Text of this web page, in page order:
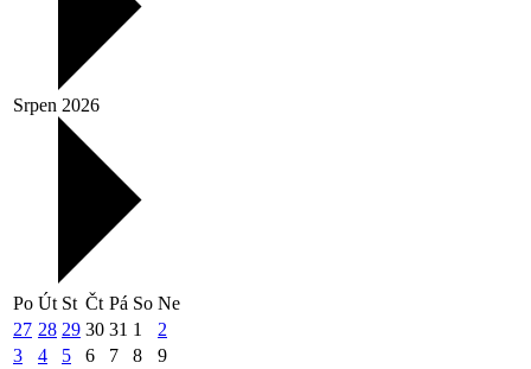
Srpen 2026
Po Út St Čt Pá So Ne
27 28 29 30 31 1
2
3
4 5 6 7 8
9